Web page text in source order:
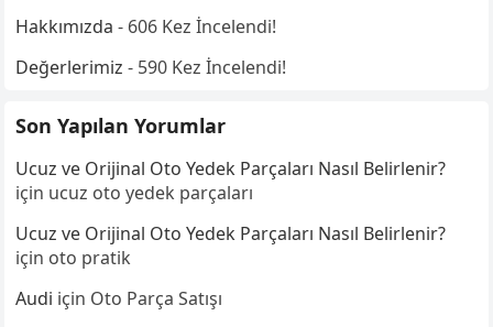
Hakkımızda - 606 Kez İncelendi!
Değerlerimiz - 590 Kez İncelendi!
Son Yapılan Yorumlar
Ucuz ve Orijinal Oto Yedek Parçaları Nasıl Belirlenir?
için ucuz oto yedek parçaları
Ucuz ve Orijinal Oto Yedek Parçaları Nasıl Belirlenir?
için oto pratik
Audi için Oto Parça Satışı